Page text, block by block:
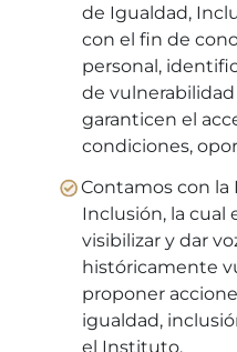
de Igualdad,
con el fin de
personal,
de
garanticen el
condiciones,
Contamos con la
Inclusión, la cual
visibilizar y dar
históricamente
proponer
igualdad,
el Instituto.